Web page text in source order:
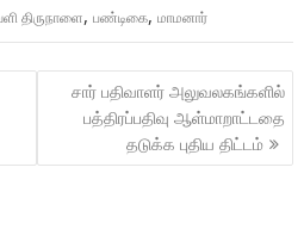
திருநாளை,பண்டிகை,மாமனார்
சார் பதிவாளர் அலுவலகங்களில்
பத்திரப்பதிவு ஆள்மாறாட்டதை
தடுக்க புதிய திட்டம்